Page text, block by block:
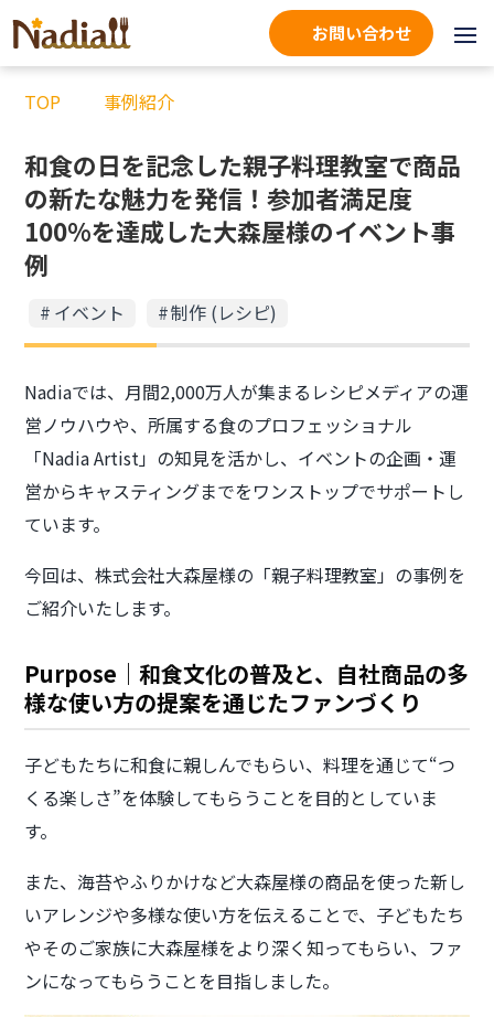
お問い合わせ
TOP 事例紹介
和食の日を記念した親子料理教室で商品
の新たな魅力を発信！参加者満足度
100%を達成した大森屋様のイベント事
例
イベント 制作 (レシピ)
Nadiaでは、月間2,000万人が集まるレシピメディアの運
営ノウハウや、所属する食のプロフェッショナル
「Nadia Artist」の知見を活かし、イベントの企画・運
営からキャスティングまでをワンストップでサポートし
ています。
今回は、株式会社大森屋様の「親子料理教室」の事例を
ご紹介いたします。
Purpose｜和食文化の普及と、自社商品の多
様な使い方の提案を通じたファンづくり
子どもたちに和食に親しんでもらい、料理を通じて“つ
くる楽しさ”を体験してもらうことを目的としていま
す。
また、海苔やふりかけなど大森屋様の商品を使った新し
いアレンジや多様な使い方を伝えることで、子どもたち
やそのご家族に大森屋様をより深く知ってもらい、ファ
ンになってもらうことを目指しました。